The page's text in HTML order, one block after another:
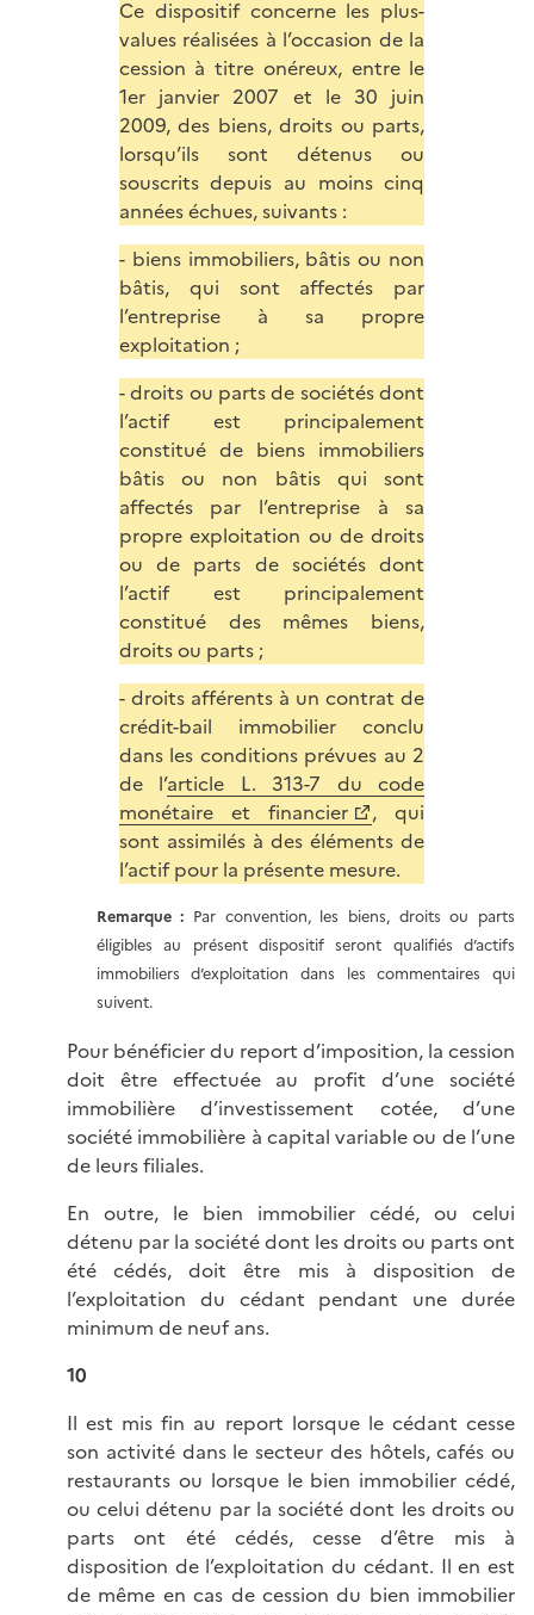
Ce dispositif concerne les plus-
values réalisées à l’occasion de la
cession à titre onéreux, entre le
1er janvier 2007 et le 30 juin
2009, des biens, droits ou parts,
lorsqu’ils sont détenus ou
souscrits depuis au moins cinq
années échues, suivants :
- biens immobiliers, bâtis ou non
bâtis, qui sont affectés par
l’entreprise à sa propre
exploitation ;
- droits ou parts de sociétés dont
l’actif est principalement
constitué de biens immobiliers
bâtis ou non bâtis qui sont
affectés par l’entreprise à sa
propre exploitation ou de droits
ou de parts de sociétés dont
l’actif est principalement
constitué des mêmes biens,
droits ou parts ;
- droits afférents à un contrat de
crédit-bail immobilier conclu
dans les conditions prévues au 2
de l’article L. 313-7 du code
monétaire et financier
, qui
sont assimilés à des éléments de
l’actif pour la présente mesure.
Remarque : Par convention, les biens, droits ou parts
éligibles au présent dispositif seront qualifiés d’actifs
immobiliers d’exploitation dans les commentaires qui
suivent.
Pour bénéficier du report d’imposition, la cession
doit être effectuée au profit d’une société
immobilière d’investissement cotée, d’une
société immobilière à capital variable ou de l’une
de leurs filiales.
En outre, le bien immobilier cédé, ou celui
détenu par la société dont les droits ou parts ont
été cédés, doit être mis à disposition de
l’exploitation du cédant pendant une durée
minimum de neuf ans.
10
Il est mis fin au report lorsque le cédant cesse
son activité dans le secteur des hôtels, cafés ou
restaurants ou lorsque le bien immobilier cédé,
ou celui détenu par la société dont les droits ou
parts ont été cédés, cesse d’être mis à
disposition de l’exploitation du cédant. Il en est
de même en cas de cession du bien immobilier